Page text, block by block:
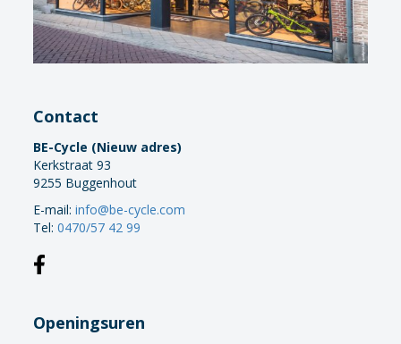
Contact
BE-Cycle (Nieuw adres)
Kerkstraat 93
9255 Buggenhout
E-mail:info@be-cycle.com
Tel:0470/57 42 99
Openingsuren